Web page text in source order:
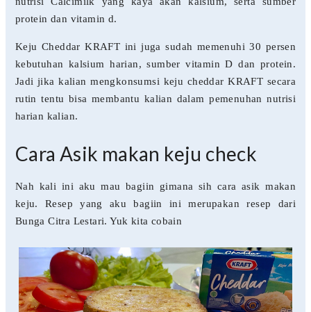
protein dan vitamin d.
Keju Cheddar KRAFT ini juga sudah memenuhi 30 persen
kebutuhan kalsium harian, sumber vitamin D dan protein.
Jadi jika kalian mengkonsumsi keju cheddar KRAFT secara
rutin tentu bisa membantu kalian dalam pemenuhan nutrisi
harian kalian.
Cara Asik makan keju check
Nah kali ini aku mau bagiin gimana sih cara asik makan
keju. Resep yang aku bagiin ini merupakan resep dari
Bunga Citra Lestari. Yuk kita cobain